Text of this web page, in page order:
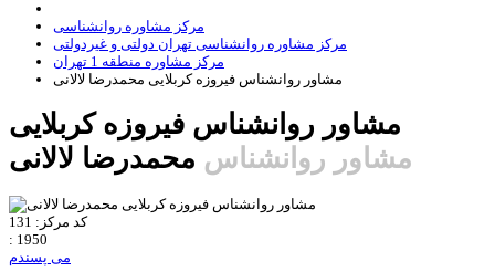
مرکز مشاوره روانشناسی
مرکز مشاوره روانشناسی تهران دولتی و غیردولتی
مرکز مشاوره منطقه 1 تهران
مشاور روانشناس فيروزه کربلايی محمدرضا لالانی
مشاور روانشناس فيروزه کربلايی
مشاور روانشناس
کد مرکز: 131
: 1950
می پسندم